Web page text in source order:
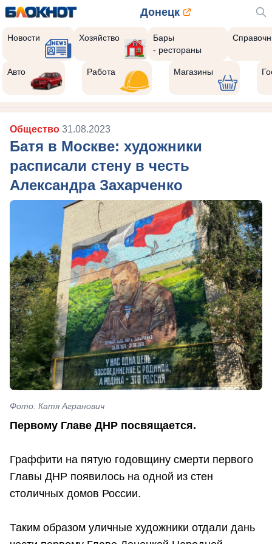
Донецк
Новости Хозяйство
Бары
- рестораны
Авто Работа Магазины
Общество 31.08.2023
Батя в Москве: художники
расписали стену в честь
Александра Захарченко
Фото: Катя Агранович
Первому Главе ДНР посвящается.
Граффити на пятую годовщину смерти первого
Главы ДНР появилось на одной из стен
столичных домов России.
Таким образом уличные художники отдали дань